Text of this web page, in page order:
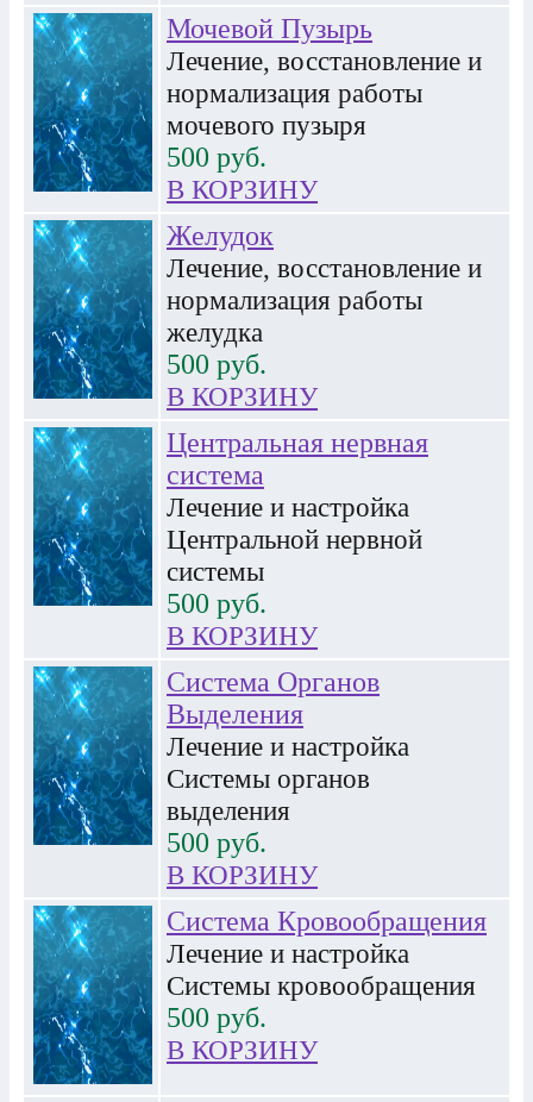
Мочевой Пузырь
Лечение, восстановление и
нормализация работы
мочевого пузыря
500 руб.
В КОРЗИНУ
Желудок
Лечение, восстановление и
нормализация работы
желудка
500 руб.
В КОРЗИНУ
Центральная нервная
система
Лечение и настройка
Центральной нервной
системы
500 руб.
В КОРЗИНУ
Система Органов
Выделения
Лечение и настройка
Системы органов
выделения
500 руб.
В КОРЗИНУ
Система Кровообращения
Лечение и настройка
Системы кровообращения
500 руб.
В КОРЗИНУ